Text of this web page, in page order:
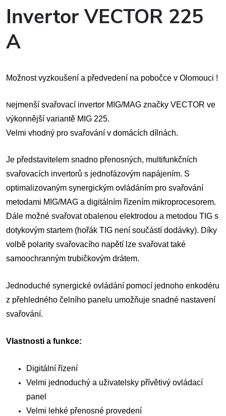
Invertor VECTOR 225
A
Možnost vyzkoušení a předvedení na pobočce v Olomouci !
Nejmenší svařovací invertor MIG/MAG značky VECTOR ve
výkonnější variantě MIG 225.
Velmi vhodný pro svařování v domácích dílnách.
Je představitelem snadno přenosných, multifunkčních
svařovacích invertorů s jednofázovým napájením. S
optimalizovaným synergickým ovládáním pro svařování
metodami MIG/MAG a digitálním řízením mikroprocesorem.
Dále možné svařovat obalenou elektrodou a metodou TIG s
dotykovým startem (hořák TIG není součástí dodávky). Díky
volbě polarity svařovacího napětí lze svařovat také
samoochranným trubičkovým drátem.
Jednoduché synergické ovládání pomocí jednoho enkodéru
z přehledného čelního panelu umožňuje snadné nastavení
svařování.
Vlastnosti a funkce:
Digitální řízení
Velmi jednoduchý a uživatelsky přívětivý ovládací
panel
Velmi lehké přenosné provedení